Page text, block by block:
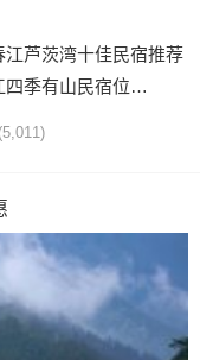
芦茨湾十佳民宿推荐
四季有山民宿位…
(5,011)